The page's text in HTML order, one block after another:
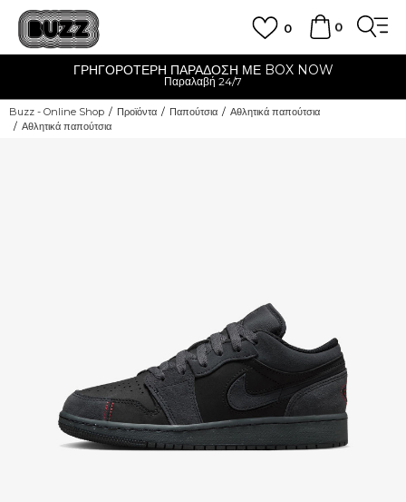
0
0
ΓΡΗΓΟΡΟΤΕΡΗ ΠΑΡΑΔΟΣΗ ΜΕ BOX NOW
Παραλαβή 24/7
Buzz - Online Shop Προϊόντα Παπούτσια
Αθλητικά παπούτσια
Αθλητικά παπούτσια